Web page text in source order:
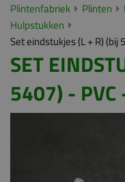
Plintenfabriek Plinten
Hulpstukken
Set eindstukjes (L + R) (bij
SET
5407) -